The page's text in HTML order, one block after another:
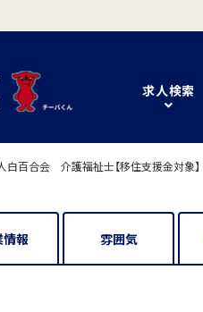
求人検索
白百合会 介護福祉士【移住支援金対象】
情報 雰囲気